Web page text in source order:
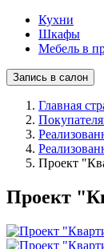
Кухни
Шкафы
Мебель в
Запись в салон
Главная
Проект
Проект